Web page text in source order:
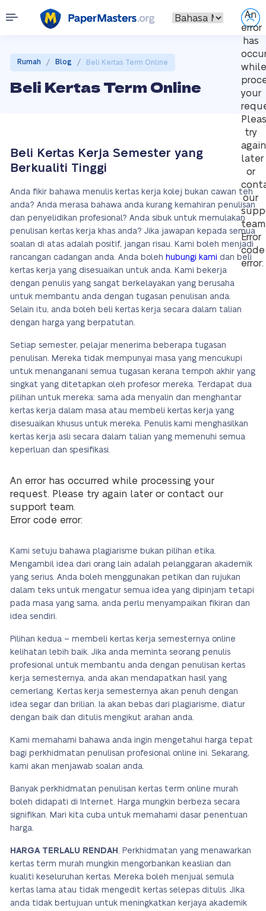
An
error
has
while
your
try
again
later
or
our
Error
code
error:
Rumah / Blog / Beli Kertas Term Online
Beli Kertas Term Online
Beli Kertas Kerja Semester yang
Berkualiti Tinggi
Anda fikir bahawa menulis kertas kerja kolej bukan cawan teh
anda? Anda merasa bahawa anda kurang kemahiran penulisan
dan penyelidikan profesional? Anda sibuk untuk memulakan
penulisan kertas kerja khas anda? Jika jawapan kepada semua
soalan di atas adalah positif, jangan risau. Kami boleh menjadi
rancangan cadangan anda. Anda boleh hubungi kami dan beli
kertas kerja yang disesuaikan untuk anda. Kami bekerja
dengan penulis yang sangat berkelayakan yang berusaha
untuk membantu anda dengan tugasan penulisan anda.
Selain itu, anda boleh beli kertas kerja secara dalam talian
dengan harga yang berpatutan.
Setiap semester, pelajar menerima beberapa tugasan
penulisan. Mereka tidak mempunyai masa yang mencukupi
untuk menanganani semua tugasan kerana tempoh akhir yang
singkat yang ditetapkan oleh profesor mereka. Terdapat dua
pilihan untuk mereka: sama ada menyalin dan menghantar
kertas kerja dalam masa atau membeli kertas kerja yang
disesuaikan khusus untuk mereka. Penulis kami menghasilkan
kertas kerja asli secara dalam talian yang memenuhi semua
keperluan dan spesifikasi.
An error has occurred while processing your
request. Please try again later or contact our
support team.
Error code error:
Kami setuju bahawa plagiarisme bukan pilihan etika.
Mengambil idea dari orang lain adalah pelanggaran akademik
yang serius. Anda boleh menggunakan petikan dan rujukan
dalam teks untuk mengatur semua idea yang dipinjam tetapi
pada masa yang sama, anda perlu menyampaikan fikiran dan
idea sendiri.
Pilihan kedua – membeli kertas kerja semesternya online
kelihatan lebih baik. Jika anda meminta seorang penulis
profesional untuk membantu anda dengan penulisan kertas
kerja semesternya, anda akan mendapatkan hasil yang
cemerlang. Kertas kerja semesternya akan penuh dengan
idea segar dan brilian. Ia akan bebas dari plagiarisme, diatur
dengan baik dan ditulis mengikut arahan anda.
Kami memahami bahawa anda ingin mengetahui harga tepat
bagi perkhidmatan penulisan profesional online ini. Sekarang,
kami akan menjawab soalan anda.
Banyak perkhidmatan penulisan kertas term online murah
boleh didapati di Internet. Harga mungkin berbeza secara
signifikan. Mari kita cuba untuk memahami dasar penentuan
harga.
HARGA TERLALU RENDAH . Perkhidmatan yang menawarkan
kertas term murah mungkin mengorbankan keaslian dan
kualiti keseluruhan kertas. Mereka boleh menjual semula
kertas lama atau tidak mengedit kertas selepas ditulis. Jika
anda tidak bertujuan untuk meningkatkan kerjaya akademik